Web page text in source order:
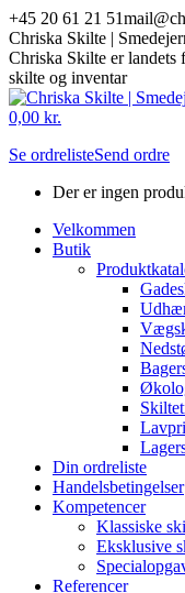
Skip
to
content
+45 20 61 21 51
Chriska Skilte |
Chriska Skilte er landets
skilte og inventar
Mail
opens
new
Facebook
opens
new
0,00 kr.
Se ordrelisteSend ordre
Der er ingen
Velkommen
Butik
Din ordreliste
Handelsbetingelser
Kompetencer
Klassiske
Eksklusive
Referencer